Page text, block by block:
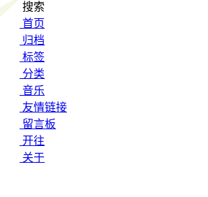
搜索
首页
归档
标签
分类
音乐
友情链接
留言板
开往
关于